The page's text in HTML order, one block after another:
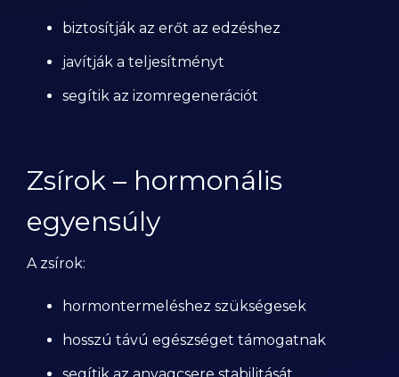
biztosítják az erőt az edzéshez
javítják a teljesítményt
segítik az izomregenerációt
Zsírok – hormonális
egyensúly
A zsírok:
hormontermeléshez szükségesek
hosszú távú egészséget támogatnak